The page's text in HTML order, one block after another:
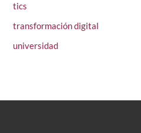
tics
transformación digital
universidad